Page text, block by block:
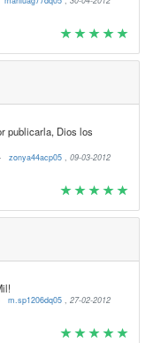
publicarla, Dios los
zonya44acp05 , 09-03-2012
m.sp1206dq05 , 27-02-2012